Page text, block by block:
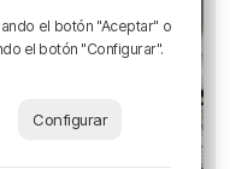
el botón "Aceptar" o
el botón "Configurar".
Configurar